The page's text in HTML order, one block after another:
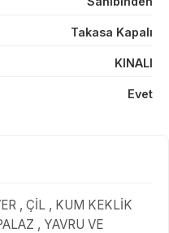
Takasa Kapalı
KINALI
Evet
, ÇİL , KUM KEKLİK
, YAVRU VE